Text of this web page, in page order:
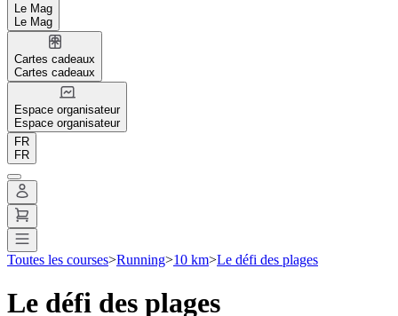
Le Mag
Le Mag
Cartes cadeaux
Cartes cadeaux
Espace organisateur
Espace organisateur
FR
FR
Toutes les courses>Running>10 km>Le défi des plages
Le défi des plages